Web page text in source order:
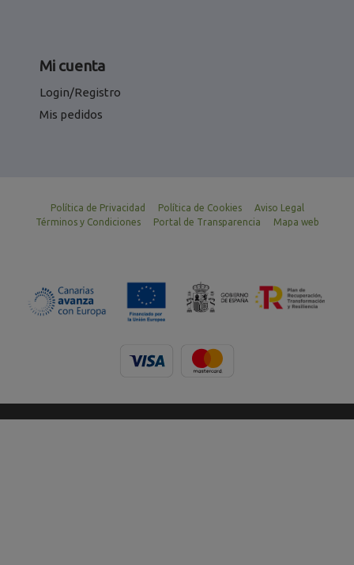
Mi cuenta
Login/Registro
Mis pedidos
Política de Privacidad Política de Cookies
Aviso Legal
Términos y Condiciones
Portal de Transparencia Mapa web